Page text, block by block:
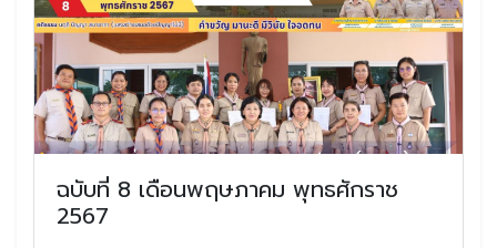
ฉบับที่ 8 เดือนพฤษภาคม พุทธศักราช
2567